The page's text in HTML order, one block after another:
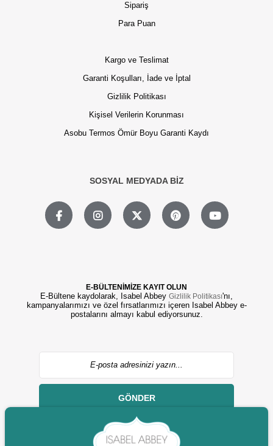
Sipariş
Para Puan
Kargo ve Teslimat
Garanti Koşulları, İade ve İptal
Gizlilik Politikası
Kişisel Verilerin Korunması
Asobu Termos Ömür Boyu Garanti Kaydı
SOSYAL MEDYADA BİZ
E-BÜLTENİMİZE KAYIT OLUN
E-Bültene kaydolarak, Isabel Abbey Gizlilik Politikası'nı,
kampanyalarımızı ve özel fırsatlarımızı içeren Isabel Abbey e-
postalarını almayı kabul ediyorsunuz.
GÖNDER